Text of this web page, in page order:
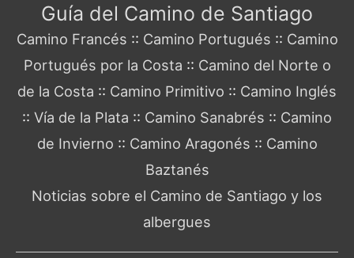
Guía del Camino de Santiago
Camino Francés :: Camino Portugués :: Camino
Portugués por la Costa :: Camino del Norte o
de la Costa :: Camino Primitivo :: Camino Inglés
:: Vía de la Plata :: Camino Sanabrés :: Camino
de Invierno :: Camino Aragonés :: Camino
Baztanés
Noticias sobre el Camino de Santiago y los
albergues